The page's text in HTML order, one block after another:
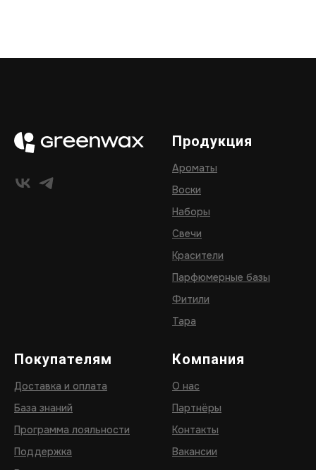
Продукция
Ароматы
Воски
Наборы
Свечи
Красители
Парфюмерные базы
Фитили
Тара
Покупателям
Доставка и оплата
База знаний
Программа лояльности
Поддержка
Компания
О нас
Партнёры
Контакты
Вакансии